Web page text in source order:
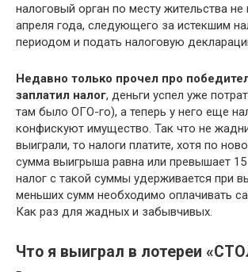
налоговый орган по месту жительства не
апреля года, следующего за истекшим
периодом и подать налоговую
Недавно только прочел про
заплатил налог, деньги успел уже
там было ОГО-го), а теперь у него еще
конфискуют имущество. Так что не
выиграли, то налоги платите, хотя по
сумма выигрыша равна или превышает 15
налог с такой суммы удерживается при
меньших сумм необходимо оплачивать
Как раз для жадных и забывчивых.
Что я выиграл в лотереи